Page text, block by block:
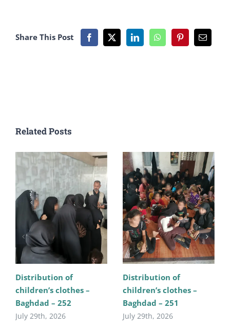
Share This Post
Related Posts
Distribution of
children’s clothes –
Baghdad – 252
July 29th, 2026
Distribution of
children’s clothes –
Baghdad – 251
July 29th, 2026